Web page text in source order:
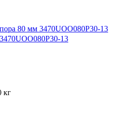
3470UOO080P30-13
кг